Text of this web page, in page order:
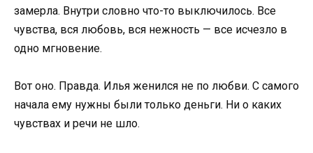
замерла. Внутри словно что-то выключилось. Все
чувства, вся любовь, вся нежность — все исчезло в
одно мгновение.
Вот оно. Правда. Илья женился не по любви. С самого
начала ему нужны были только деньги. Ни о каких
чувствах и речи не шло.